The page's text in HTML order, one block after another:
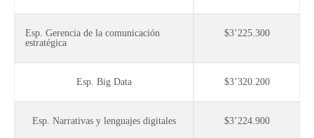
Esp. Gerencia de la comunicación
estratégica
$3’225.300
Esp. Big Data $3’320.200
Esp. Narrativas y lenguajes digitales $3’224.900